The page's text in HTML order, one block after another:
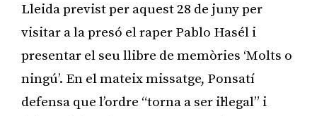
Lleida previst per aquest 28 de juny per
visitar a la presó el raper Pablo Hasél i
presentar el seu llibre de memòries ‘Molts o
ningú’. En el mateix missatge, Ponsatí
defensa que l’ordre “torna a ser il·legal” i